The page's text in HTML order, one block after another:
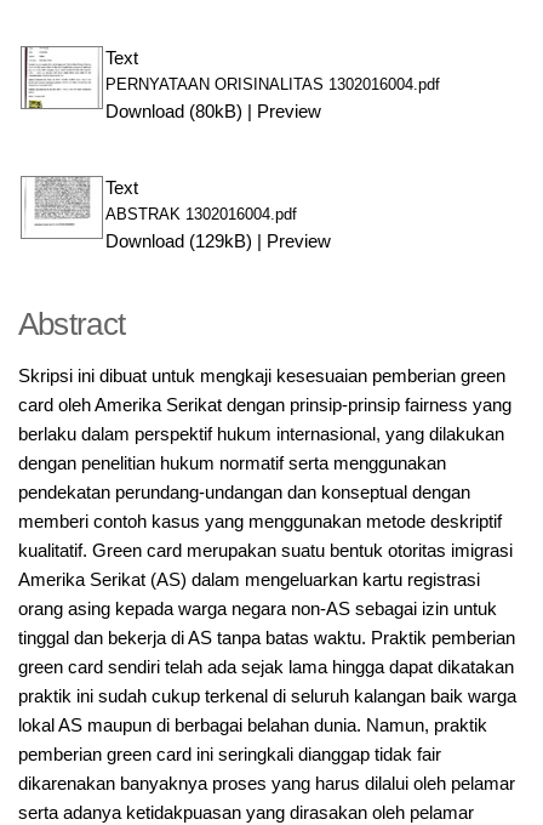
Text
PERNYATAAN ORISINALITAS 1302016004.pdf
Download (80kB) Preview
Text
ABSTRAK 1302016004.pdf
Download (129kB) Preview
Abstract
Skripsi ini dibuat untuk mengkaji kesesuaian pemberian green
card oleh Amerika Serikat dengan prinsip-prinsip fairness yang
berlaku dalam perspektif hukum internasional, yang dilakukan
dengan penelitian hukum normatif serta menggunakan
pendekatan perundang-undangan dan konseptual dengan
memberi contoh kasus yang menggunakan metode deskriptif
kualitatif. Green card merupakan suatu bentuk otoritas imigrasi
Amerika Serikat (AS) dalam mengeluarkan kartu registrasi
orang asing kepada warga negara non-AS sebagai izin untuk
tinggal dan bekerja di AS tanpa batas waktu. Praktik pemberian
green card sendiri telah ada sejak lama hingga dapat dikatakan
praktik ini sudah cukup terkenal di seluruh kalangan baik warga
lokal AS maupun di berbagai belahan dunia. Namun, praktik
pemberian green card ini seringkali dianggap tidak fair
dikarenakan banyaknya proses yang harus dilalui oleh pelamar
serta adanya ketidakpuasan yang dirasakan oleh pelamar